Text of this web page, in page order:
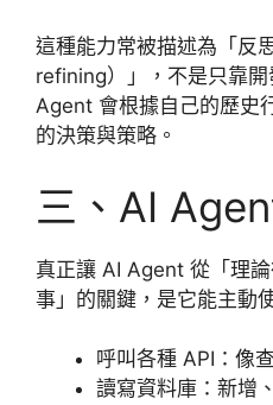
這種能力常被描述為「反
refining）」，不是只靠
Agent 會根據自己的歷史
的決策與策略。
三、AI
真正讓 AI Agent 從「理
事」的關鍵，是它能主動
呼叫各種 API：像
讀寫資料庫：新增